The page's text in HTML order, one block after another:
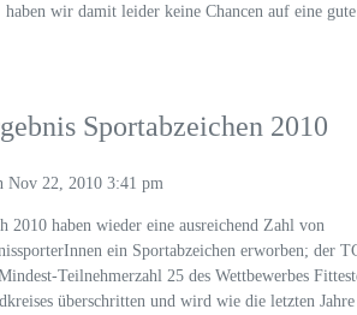
haben wir damit leider keine Chancen auf eine
Sportabzeichen 2010
Nov 22, 2010 3:41 pm
2010 haben wieder eine ausreichend Zahl von
ein Sportabzeichen erworben; der
Teilnehmerzahl 25 des Wettbewerbes
überschritten und wird wie die letzten